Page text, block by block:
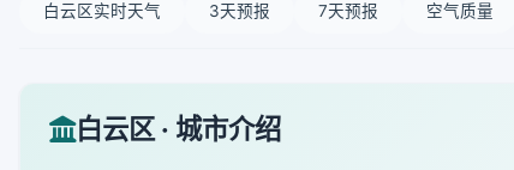
白云区实时天气 3天预报 7天预报 空气质量
白云区 · 城市介绍